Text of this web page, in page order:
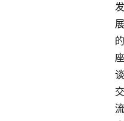
发
展
的
座
谈
交
流